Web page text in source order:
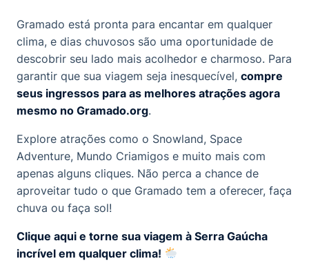
Gramado está pronta para encantar em qualquer
clima, e dias chuvosos são uma oportunidade de
descobrir seu lado mais acolhedor e charmoso. Para
garantir que sua viagem seja inesquecível, compre
seus ingressos para as melhores atrações agora
mesmo no Gramado.org.
Explore atrações como o Snowland, Space
Adventure, Mundo Criamigos e muito mais com
apenas alguns cliques. Não perca a chance de
aproveitar tudo o que Gramado tem a oferecer, faça
chuva ou faça sol!
Clique aqui e torne sua viagem à Serra Gaúcha
incrível em qualquer clima!